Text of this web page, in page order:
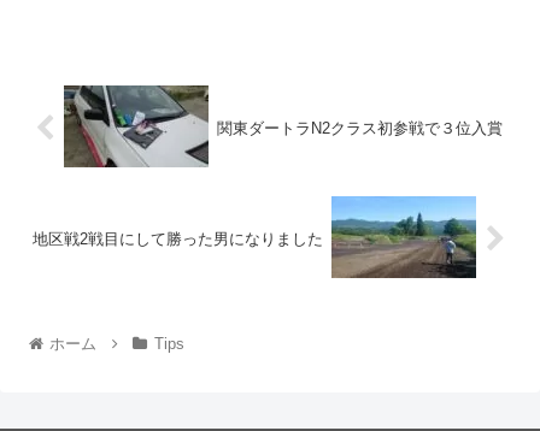
関東ダートラN2クラス初参戦で３位入賞
地区戦2戦目にして勝った男になりました
ホーム Tips